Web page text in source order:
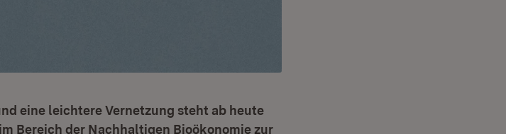
eine leichtere Vernetzung steht ab heute
Bereich der Nachhaltigen Bioökonomie zur